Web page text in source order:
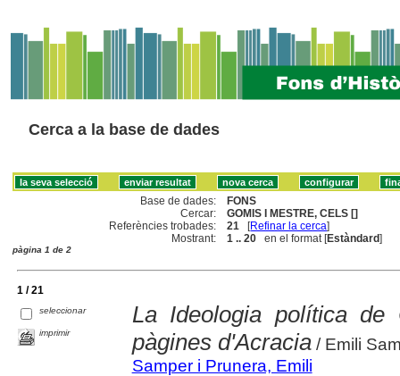
Cerca a la base de dades
Base de dades:
FONS
Cercar:
GOMIS I MESTRE, CELS []
Referències trobades:
21 [Refinar la cerca]
Mostrant:
1 .. 20 en el format [Estàndard]
pàgina 1 de 2
1 / 21
seleccionar
imprimir
La Ideologia política
pàgines d'Acracia/ Emili
Samper i Prunera, Emili